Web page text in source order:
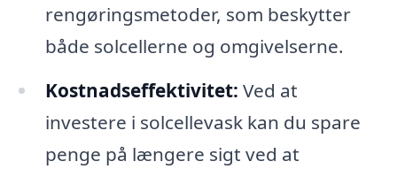
rengøringsmetoder, som beskytter
både solcellerne og omgivelserne.
Kostnadseffektivitet: Ved at
investere i solcellevask kan du spare
penge på længere sigt ved at